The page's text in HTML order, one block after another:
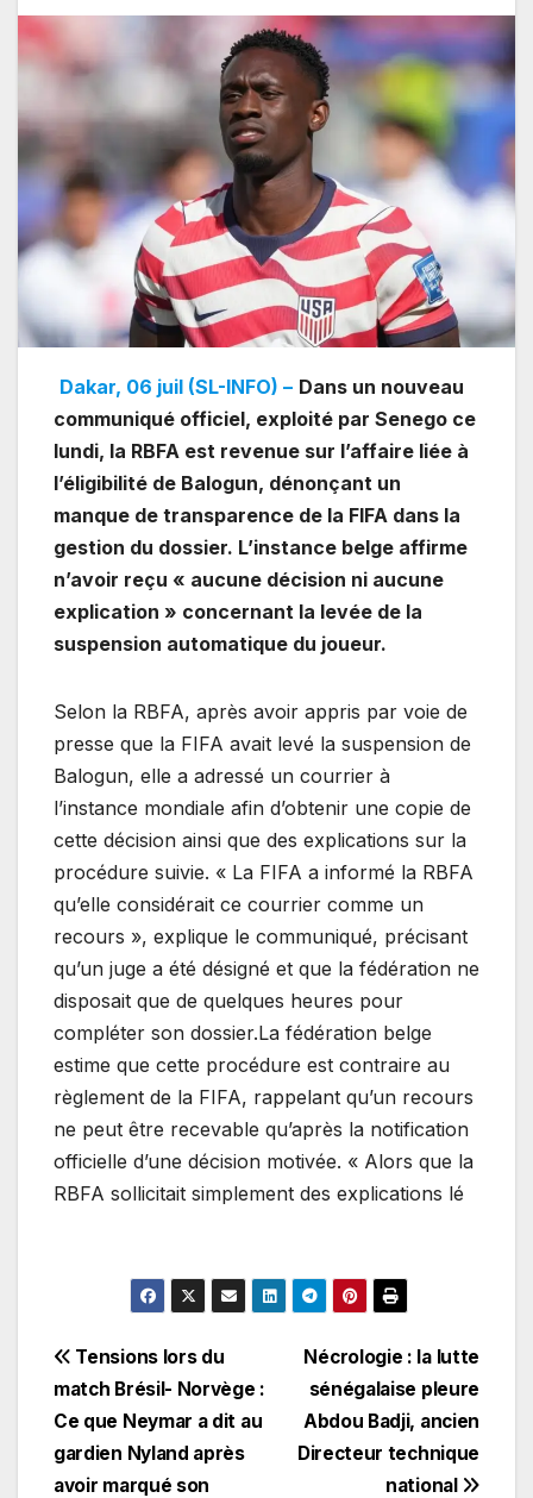
Dakar, 06 juil (SL-INFO) – Dans un nouveau
communiqué officiel, exploité par Senego ce
lundi, la RBFA est revenue sur l’affaire liée à
l’éligibilité de Balogun, dénonçant un
manque de transparence de la FIFA dans la
gestion du dossier. L’instance belge affirme
n’avoir reçu « aucune décision ni aucune
explication » concernant la levée de la
suspension automatique du joueur.
Selon la RBFA, après avoir appris par voie de
presse que la FIFA avait levé la suspension de
Balogun, elle a adressé un courrier à
l’instance mondiale afin d’obtenir une copie de
cette décision ainsi que des explications sur la
procédure suivie. « La FIFA a informé la RBFA
qu’elle considérait ce courrier comme un
recours », explique le communiqué, précisant
qu’un juge a été désigné et que la fédération ne
disposait que de quelques heures pour
compléter son dossier.La fédération belge
estime que cette procédure est contraire au
règlement de la FIFA, rappelant qu’un recours
ne peut être recevable qu’après la notification
officielle d’une décision motivée. « Alors que la
RBFA sollicitait simplement des explications lé
Navigation
de
l’article
Nécrologie : la lutte
sénégalaise pleure
Abdou Badji, ancien
Directeur technique
national
Tensions lors du
match Brésil- Norvège :
Ce que Neymar a dit au
gardien Nyland après
avoir marqué son